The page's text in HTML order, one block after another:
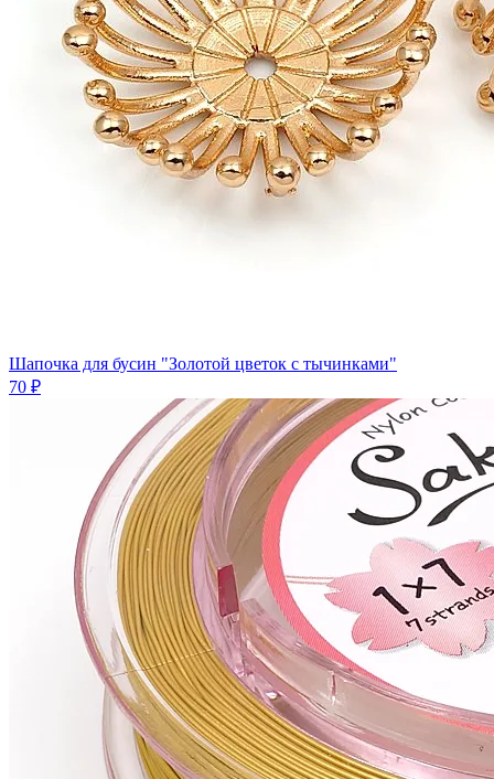
Шапочка для бусин "Золотой цветок с тычинками"
70 ₽